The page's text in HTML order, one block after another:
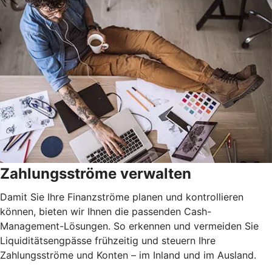
Zahlungsströme verwalten
Damit Sie Ihre Finanzströme planen und kontrollieren
können, bieten wir Ihnen die passenden Cash-
Management-Lösungen. So erkennen und vermeiden Sie
Liquiditätsengpässe frühzeitig und steuern Ihre
Zahlungsströme und Konten – im Inland und im Ausland.